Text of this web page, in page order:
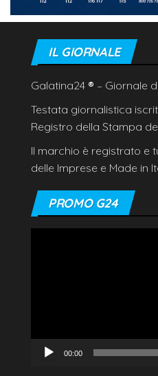
IL GIORNALE
Galatina24 ® – Giornale
Testata giornalistica
Registro della Stampa
Il marchio è registrato e
delle Imprese e Made in
PROMO G24
00:00